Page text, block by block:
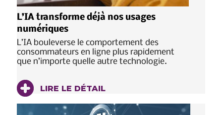
L’IA transforme déjà nos usages
numériques
L’IA bouleverse le comportement des
consommateurs en ligne plus rapidement
que n’importe quelle autre technologie.
LIRE LE DÉTAIL